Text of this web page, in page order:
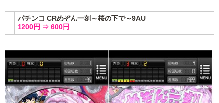
パチンコ CRめぞん一刻～桜の下で～9AU
1200円 ⇒ 600円